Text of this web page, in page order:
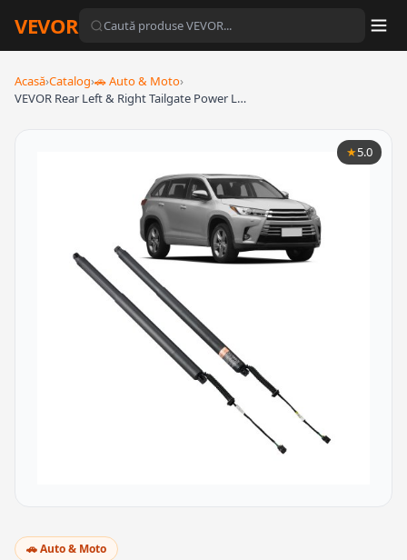
VEVOR
Acasă›Catalog›🚗 Auto & Moto›
VEVOR Rear Left & Right Tailgate Power L…
★5.0
🚗 Auto & Moto